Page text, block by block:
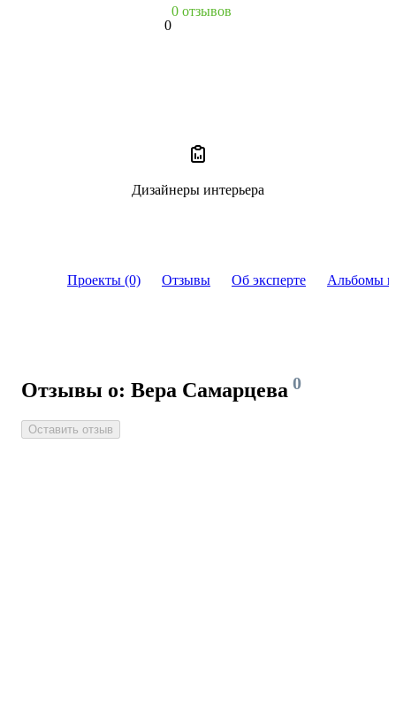
Проекты (0) Отзывы Об эксперте Альбомы
Отзывы о: Вера Самарцева 0
Оставить отзыв
0
0 отзывов
Дизайнеры интерьера